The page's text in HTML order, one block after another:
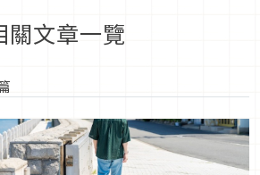
關文章一覽